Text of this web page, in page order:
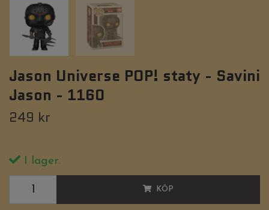
Jason Universe POP! staty - Savini
Jason - 1160
249 kr
I lager.
KÖP